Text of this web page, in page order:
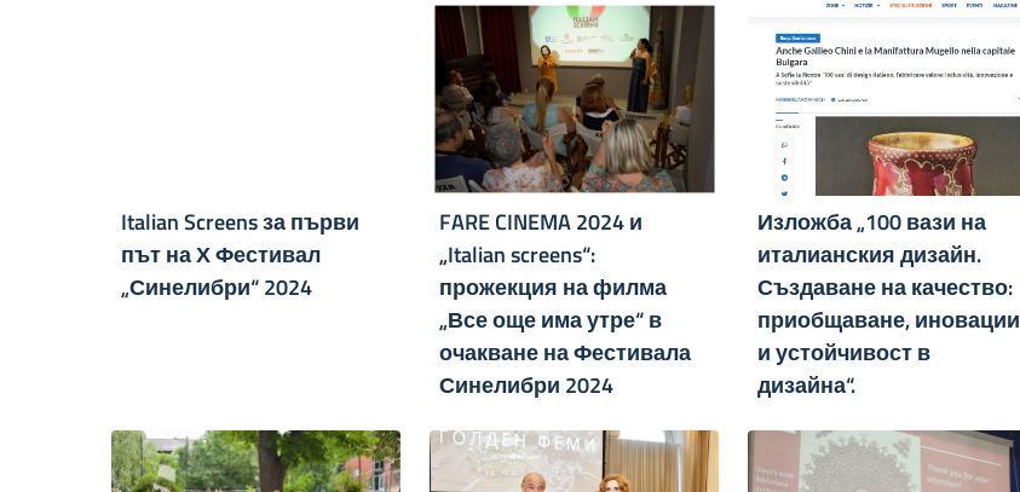
Italian Screens за първи
път на Х Фестивал
„Синелибри“ 2024
FARE CINEMA 2024 и
„Italian screens“:
прожекция на филма
„Все още има утре“ в
очакване на Фестивала
Синелибри 2024
Изложба „100 вази на
италианския дизайн.
Създаване на качество:
приобщаване, иновации
и устойчивост в
дизайна“.